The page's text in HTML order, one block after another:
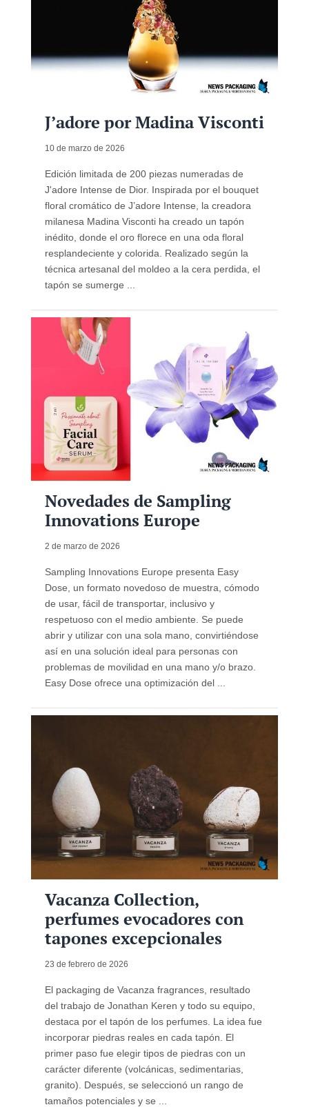
J’adore por Madina Visconti
10 de marzo de 2026
Edición limitada de 200 piezas numeradas de
J'adore Intense de Dior. Inspirada por el bouquet
floral cromático de J’adore Intense, la creadora
milanesa Madina Visconti ha creado un tapón
inédito, donde el oro florece en una oda floral
resplandeciente y colorida. Realizado según la
técnica artesanal del moldeo a la cera perdida, el
tapón se sumerge ...
Novedades de Sampling
Innovations Europe
2 de marzo de 2026
Sampling Innovations Europe presenta Easy
Dose, un formato novedoso de muestra, cómodo
de usar, fácil de transportar, inclusivo y
respetuoso con el medio ambiente. Se puede
abrir y utilizar con una sola mano, convirtiéndose
así en una solución ideal para personas con
problemas de movilidad en una mano y/o brazo.
Easy Dose ofrece una optimización del ...
Vacanza Collection,
perfumes evocadores con
tapones excepcionales
23 de febrero de 2026
El packaging de Vacanza fragrances, resultado
del trabajo de Jonathan Keren y todo su equipo,
destaca por el tapón de los perfumes. La idea fue
incorporar piedras reales en cada tapón. El
primer paso fue elegir tipos de piedras con un
carácter diferente (volcánicas, sedimentarias,
granito). Después, se seleccionó un rango de
tamaños potenciales y se ...